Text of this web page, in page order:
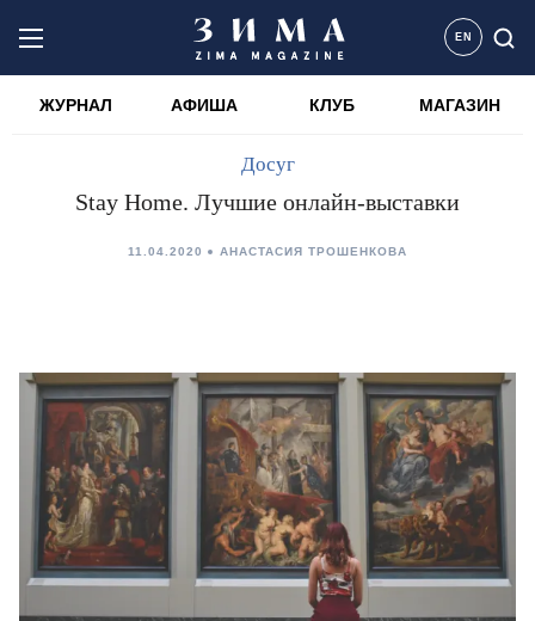
EN
ЖУРНАЛ АФИША КЛУБ МАГАЗИН
Досуг
Stay Home. Лучшие онлайн-выставки
11.04.2020 АНАСТАСИЯ ТРОШЕНКОВА